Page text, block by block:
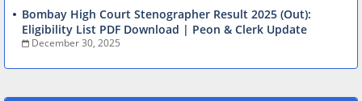
Bombay High Court Stenographer Result 2025 (Out):
Eligibility List PDF Download | Peon & Clerk Update
December 30, 2025